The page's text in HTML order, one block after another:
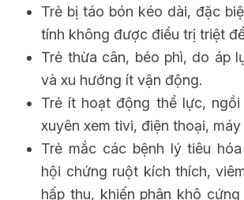
Trẻ bị táo bón kéo dài, đặc
tính không được điều trị triệt
Trẻ thừa cân, béo phì, do áp
và xu hướng ít vận động.
Trẻ ít hoạt động thể lực, ngồi
xuyên xem tivi, điện thoại, máy
Trẻ mắc các bệnh lý tiêu
hội chứng ruột kích thích,
hấp thu, khiến phân khô